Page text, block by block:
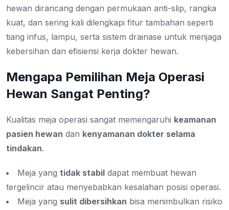
hewan dirancang dengan permukaan anti-slip, rangka
kuat, dan sering kali dilengkapi fitur tambahan seperti
tiang infus, lampu, serta sistem drainase untuk menjaga
kebersihan dan efisiensi kerja dokter hewan.
Mengapa Pemilihan Meja Operasi
Hewan Sangat Penting?
Kualitas meja operasi sangat memengaruhi keamanan
pasien hewan dan kenyamanan dokter selama
tindakan.
Meja yang tidak stabil dapat membuat hewan
tergelincir atau menyebabkan kesalahan posisi operasi.
Meja yang sulit dibersihkan bisa menimbulkan risiko